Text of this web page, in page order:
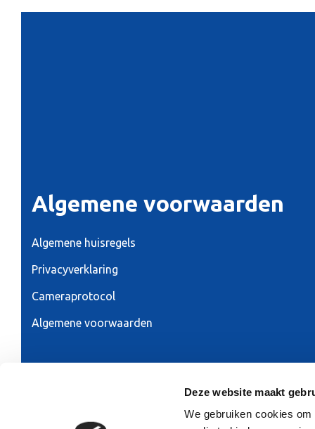
Deze website maakt
We gebruiken cookies
Algemene voorwaarden
Algemene huisregels
Privacyverklaring
Cameraprotocol
Algemene voorwaarden
RAADHUIS.com